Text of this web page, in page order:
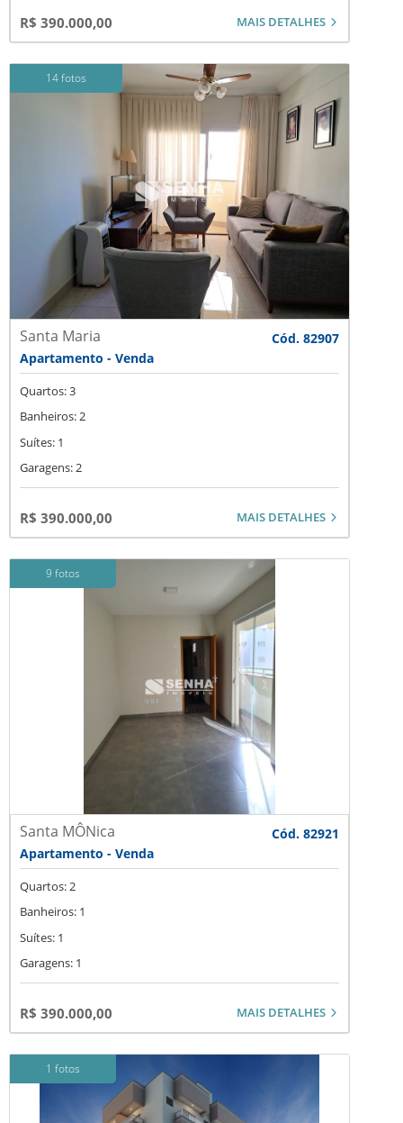
R$ 390.000,00 MAIS DETALHES
14 fotos
Santa Maria
Cód. 82907
Apartamento - Venda
Quartos: 3
Banheiros: 2
Suítes: 1
Garagens: 2
R$ 390.000,00 MAIS DETALHES
9 fotos
Santa MÔNica
Cód. 82921
Apartamento - Venda
Quartos: 2
Banheiros: 1
Suítes: 1
Garagens: 1
R$ 390.000,00 MAIS DETALHES
1 fotos